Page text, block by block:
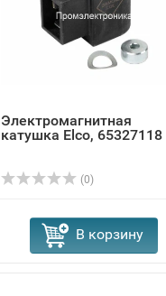
Электромагнитная
катушка Elco, 65327118
(0)
В корзину